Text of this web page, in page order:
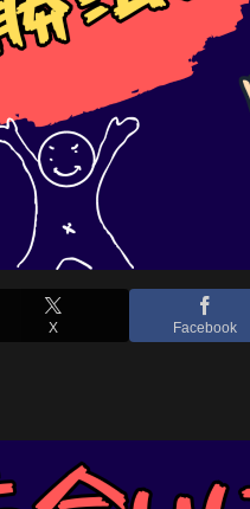
X Facebook